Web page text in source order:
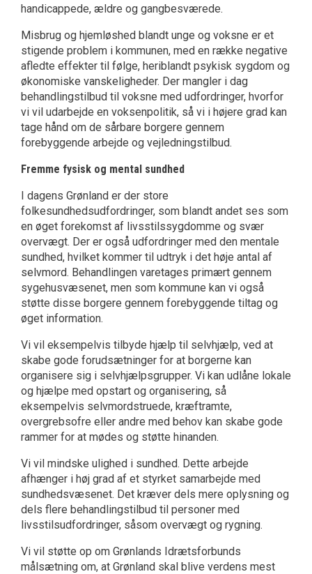
handicappede, ældre og gangbesværede.
Misbrug og hjemløshed blandt unge og voksne er et
stigende problem i kommunen, med en række negative
afledte effekter til følge, heriblandt psykisk sygdom og
økonomiske vanskeligheder. Der mangler i dag
behandlingstilbud til voksne med udfordringer, hvorfor
vi vil udarbejde en voksenpolitik, så vi i højere grad kan
tage hånd om de sårbare borgere gennem
forebyggende arbejde og vejledningstilbud.
Fremme fysisk og mental sundhed
I dagens Grønland er der store
folkesundhedsudfordringer, som blandt andet ses som
en øget forekomst af livsstilssygdomme og svær
overvægt. Der er også udfordringer med den mentale
sundhed, hvilket kommer til udtryk i det høje antal af
selvmord. Behandlingen varetages primært gennem
sygehusvæsenet, men som kommune kan vi også
støtte disse borgere gennem forebyggende tiltag og
øget information.
Vi vil eksempelvis tilbyde hjælp til selvhjælp, ved at
skabe gode forudsætninger for at borgerne kan
organisere sig i selvhjælpsgrupper. Vi kan udlåne lokale
og hjælpe med opstart og organisering, så
eksempelvis selvmordstruede, kræftramte,
overgrebsofre eller andre med behov kan skabe gode
rammer for at mødes og støtte hinanden.
Vi vil mindske ulighed i sundhed. Dette arbejde
afhænger i høj grad af et styrket samarbejde med
sundhedsvæsenet. Det kræver dels mere oplysning og
dels flere behandlingstilbud til personer med
livsstilsudfordringer, såsom overvægt og rygning.
Vi vil støtte op om Grønlands Idrætsforbunds
målsætning om, at Grønland skal blive verdens mest